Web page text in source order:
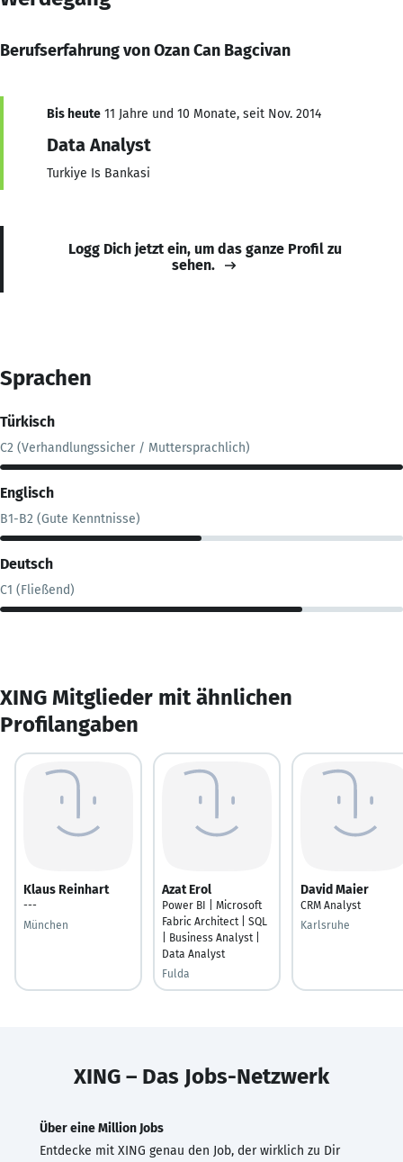
Berufserfahrung von Ozan Can Bagcivan
Bis heute 11 Jahre und 10 Monate, seit Nov. 2014
Data Analyst
Turkiye Is Bankasi
Logg Dich jetzt ein, um das ganze Profil zu
sehen.
Sprachen
Türkisch
C2 (Verhandlungssicher / Muttersprachlich)
Englisch
B1-B2 (Gute Kenntnisse)
Deutsch
C1 (Fließend)
XING Mitglieder mit ähnlichen
Profilangaben
Klaus Reinhart
---
München
Azat Erol
Power BI | Microsoft
Fabric Architect | SQL
| Business Analyst |
Data Analyst
Fulda
David Maier
CRM Analyst
Karlsruhe
XING – Das Jobs-Netzwerk
Über eine Million Jobs
Entdecke mit XING genau den Job, der wirklich zu Dir